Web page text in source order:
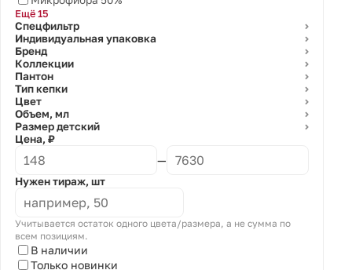
Ещё 15
Спецфильтр
⌄
Индивидуальная упаковка ⌄
Бренд ⌄
Коллекции ⌄
Пантон ⌄
Тип кепки ⌄
Цвет ⌄
Объем, мл ⌄
Размер детский ⌄
Цена, ₽
—
Нужен тираж, шт
Учитывается остаток одного цвета/размера, а не сумма по
всем позициям.
В наличии
Только новинки